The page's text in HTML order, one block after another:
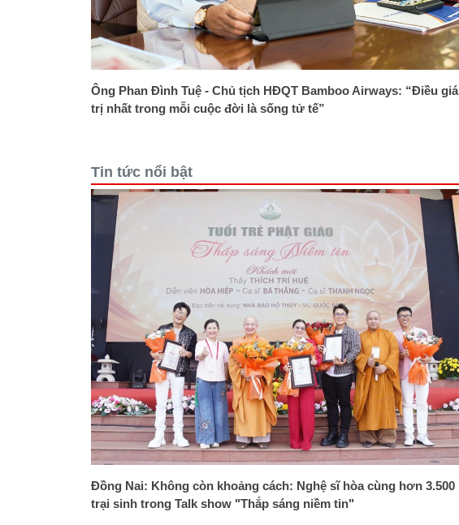
Ông Phan Đình Tuệ - Chủ tịch HĐQT Bamboo Airways: “Điều giá
trị nhất trong mỗi cuộc đời là sống tử tế”
Tin tức nổi bật
Đồng Nai: Không còn khoảng cách: Nghệ sĩ hòa cùng hơn 3.500
trại sinh trong Talk show "Thắp sáng niềm tin"